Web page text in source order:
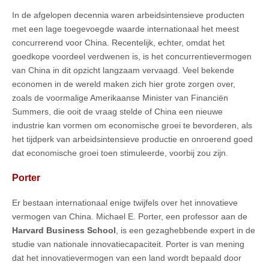
In de afgelopen decennia waren arbeidsintensieve producten
met een lage toegevoegde waarde internationaal het meest
concurrerend voor China. Recentelijk, echter, omdat het
goedkope voordeel verdwenen is, is het concurrentievermogen
van China in dit opzicht langzaam vervaagd. Veel bekende
economen in de wereld maken zich hier grote zorgen over,
zoals de voormalige Amerikaanse Minister van Financiën
Summers, die ooit de vraag stelde of China een nieuwe
industrie kan vormen om economische groei te bevorderen, als
het tijdperk van arbeidsintensieve productie en onroerend goed
dat economische groei toen stimuleerde, voorbij zou zijn.
Porter
Er bestaan internationaal enige twijfels over het innovatieve
vermogen van China. Michael E. Porter, een professor aan de
Harvard Business School , is een gezaghebbende expert in de
studie van nationale innovatiecapaciteit. Porter is van mening
dat het innovatievermogen van een land wordt bepaald door